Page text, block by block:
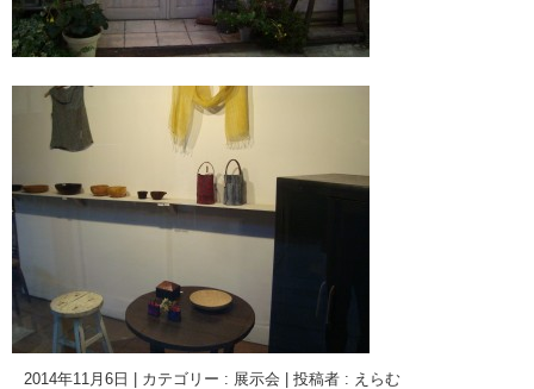
2014年11月6日 カテゴリー : 展示会 投稿者 : えらむ